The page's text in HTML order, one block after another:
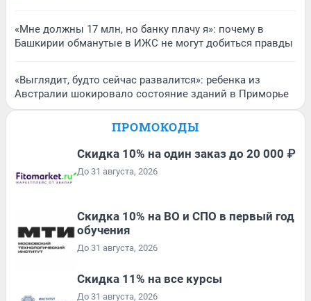
«Мне должны 17 млн, но банку плачу я»: почему в
Башкирии обманутые в ИЖС не могут добиться правды
«Выглядит, будто сейчас развалится»: ребенка из
Австралии шокировало состояние зданий в Приморье
ПРОМОКОДЫ
Скидка 10% на один заказ до 20 000 ₽
До 31 августа, 2026
Скидка 10% на ВО и СПО в первый год
обучения
До 31 августа, 2026
Скидка 11% на все курсы
До 31 августа, 2026